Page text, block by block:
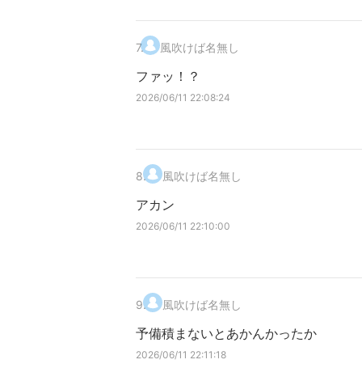
7. 風吹けば名無し
ファッ！？
2026/06/11 22:08:24
8. 風吹けば名無し
アカン
2026/06/11 22:10:00
9. 風吹けば名無し
予備積まないとあかんかったか
2026/06/11 22:11:18